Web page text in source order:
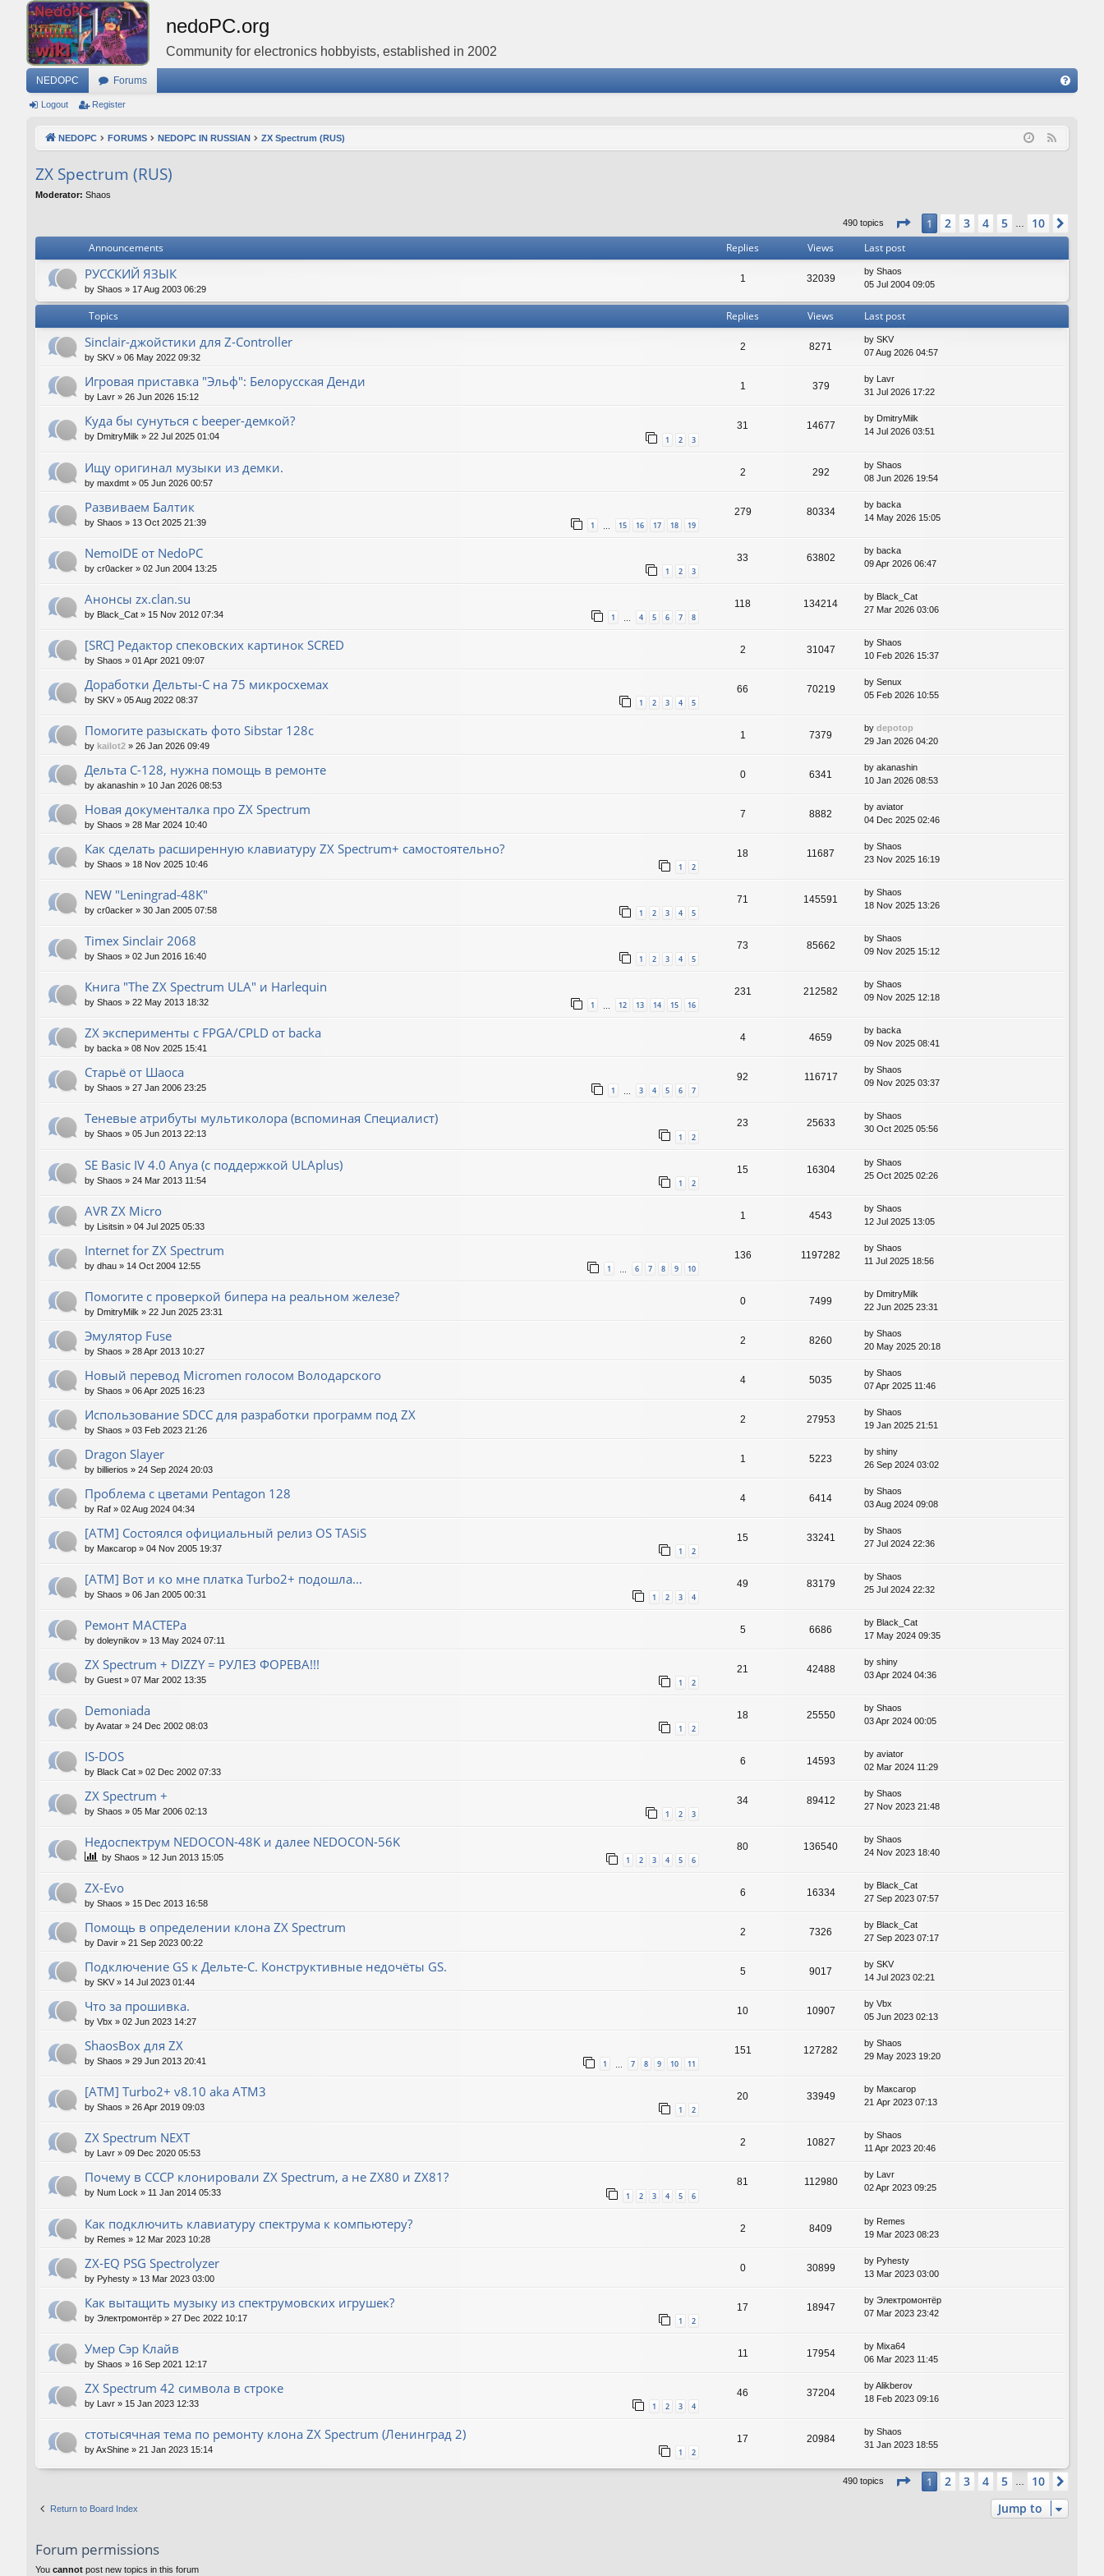
nedoPC.org
Community for electronics hobbyists, established in 2002
NEDOPC Forums
Q
Logout Register
NEDOPC FORUMS NEDOPC IN RUSSIAN ZX Spectrum (RUS)
ZX Spectrum (RUS)
Moderator: Shaos
490 topics Page 1of10
1 2 3 4 5 … 10
Announcements Replies Views Last post
РУССКИЙ ЯЗЫК
by Shaos » 17 Aug 2003 06:29
1 32039
by Shaos
05 Jul 2004 09:05
Topics Replies Views Last post
Sinclair-джойстики для Z-Controller
by SKV » 06 May 2022 09:32
2 8271
by SKV
07 Aug 2026 04:57
Игровая приставка "Эльф": Белорусская Денди
by Lavr » 26 Jun 2026 15:12
1 379
by Lavr
31 Jul 2026 17:22
Куда бы сунуться с beeper-демкой?
by DmitryMilk » 22 Jul 2025 01:04 1 2 3
31 14677
by DmitryMilk
14 Jul 2026 03:51
Ищу оригинал музыки из демки.
by maxdmt » 05 Jun 2026 00:57
2 292
by Shaos
08 Jun 2026 19:54
Развиваем Балтик
by Shaos » 13 Oct 2025 21:39 1 15 16 17 18 19
279 80334
by backa
14 May 2026 15:05
NemoIDE от NedoPC
by cr0acker » 02 Jun 2004 13:25 1 2 3
33 63802
by backa
09 Apr 2026 06:47
Анонсы zx.clan.su
by Black_Cat » 15 Nov 2012 07:34 1 4 5 6 7 8
118 134214
by Black_Cat
27 Mar 2026 03:06
[SRC] Редактор спековских картинок SCRED
by Shaos » 01 Apr 2021 09:07
2 31047
by Shaos
10 Feb 2026 15:37
Доработки Дельты-С на 75 микросхемах
by SKV » 05 Aug 2022 08:37 1 2 3 4 5
66 70219
by Senux
05 Feb 2026 10:55
Помогите разыскать фото Sibstar 128с
by kailot2 » 26 Jan 2026 09:49
1 7379
by depotop
29 Jan 2026 04:20
Дельта С-128, нужна помощь в ремонте
by akanashin » 10 Jan 2026 08:53
0 6341
by akanashin
10 Jan 2026 08:53
Новая документалка про ZX Spectrum
by Shaos » 28 Mar 2024 10:40
7 8882
by aviator
04 Dec 2025 02:46
Как сделать расширенную клавиатуру ZX Spectrum+ самостоятельно?
by Shaos » 18 Nov 2025 10:46 1 2
18 11687
by Shaos
23 Nov 2025 16:19
NEW "Leningrad-48K"
by cr0acker » 30 Jan 2005 07:58 1 2 3 4 5
71 145591
by Shaos
18 Nov 2025 13:26
Timex Sinclair 2068
by Shaos » 02 Jun 2016 16:40 1 2 3 4 5
73 85662
by Shaos
09 Nov 2025 15:12
Книга "The ZX Spectrum ULA" и Harlequin
by Shaos » 22 May 2013 18:32 1 … 12 13 14 15 16
231 212582
by Shaos
09 Nov 2025 12:18
ZX эксперименты с FPGA/CPLD от backa
by backa » 08 Nov 2025 15:41
4 4659
by backa
09 Nov 2025 08:41
Старьё от Шаоса
by Shaos » 27 Jan 2006 23:25 1 … 3 4 5 6 7
92 116717
by Shaos
09 Nov 2025 03:37
Теневые атрибуты мультиколора (вспоминая Специалист)
by Shaos » 05 Jun 2013 22:13 1 2
23 25633
by Shaos
30 Oct 2025 05:56
SE Basic IV 4.0 Anya (с поддержкой ULAplus)
by Shaos » 24 Mar 2013 11:54 1 2
15 16304
by Shaos
25 Oct 2025 02:26
AVR ZX Micro
by Lisitsin » 04 Jul 2025 05:33
1 4543
by Shaos
12 Jul 2025 13:05
Internet for ZX Spectrum
by dhau » 14 Oct 2004 12:55 1 6 7 8 9 10
136 1197282
by Shaos
11 Jul 2025 18:56
Помогите с проверкой бипера на реальном железе?
by DmitryMilk » 22 Jun 2025 23:31
0 7499
by DmitryMilk
22 Jun 2025 23:31
Эмулятор Fuse
by Shaos » 28 Apr 2013 10:27
2 8260
by Shaos
20 May 2025 20:18
Новый перевод Micromen голосом Володарского
by Shaos » 06 Apr 2025 16:23
4 5035
by Shaos
07 Apr 2025 11:46
Использование SDCC для разработки программ под ZX
by Shaos » 03 Feb 2023 21:26
2 27953
by Shaos
19 Jan 2025 21:51
Dragon Slayer
by billierios » 24 Sep 2024 20:03
1 5223
by shiny
26 Sep 2024 03:02
Проблема с цветами Pentagon 128
by Raf » 02 Aug 2024 04:34
4 6414
by Shaos
03 Aug 2024 09:08
[ATM] Состоялся официальный релиз OS TASiS
by Максагор » 04 Nov 2005 19:37 1 2
15 33241
by Shaos
27 Jul 2024 22:36
[ATM] Вот и ко мне платка Turbo2+ подошла...
by Shaos » 06 Jan 2005 00:31 1 2 3 4
49 83179
by Shaos
25 Jul 2024 22:32
Ремонт МАСТЕРа
by doleynikov » 13 May 2024 07:11
5 6686
by Black_Cat
17 May 2024 09:35
ZX Spectrum + DIZZY = РУЛЕЗ ФОРЕВА!!!
by Guest » 07 Mar 2002 13:35 1 2
21 42488
by shiny
03 Apr 2024 04:36
Demoniada
byAvatar » 24 Dec 2002 08:03 1 2
18 25550
by Shaos
03 Apr 2024 00:05
IS-DOS
by Black Cat » 02 Dec 2002 07:33
6 14593
by aviator
02 Mar 2024 11:29
ZX Spectrum +
by Shaos » 05 Mar 2006 02:13 1 2 3
34 89412
by Shaos
27 Nov 2023 21:48
Недоспектрум NEDOCON-48K и далее NEDOCON-56K
by Shaos » 12 Jun 2013 15:05 1 2 3 4 5 6
80 136540
by Shaos
24 Nov 2023 18:40
ZX-Evo
by Shaos » 15 Dec 2013 16:58
6 16334
by Black_Cat
27 Sep 2023 07:57
Помощь в определении клона ZX Spectrum
by Davir » 21 Sep 2023 00:22
2 7326
by Black_Cat
27 Sep 2023 07:17
Подключение GS к Дельте-С. Конструктивные недочёты GS.
by SKV » 14 Jul 2023 01:44
5 9017
by SKV
14 Jul 2023 02:21
Что за прошивка.
by Vbx » 02 Jun 2023 14:27
10 10907
by Vbx
05 Jun 2023 02:13
ShaosBox для ZX
by Shaos » 29 Jun 2013 20:41 1 … 7 8 9 10 11
151 127282
by Shaos
29 May 2023 19:20
[ATM] Turbo2+ v8.10 aka ATM3
by Shaos » 26 Apr 2019 09:03 1 2
20 33949
by Максагор
21 Apr 2023 07:13
ZX Spectrum NEXT
by Lavr » 09 Dec 2020 05:53
2 10827
by Shaos
11 Apr 2023 20:46
Почему в СССР клонировали ZX Spectrum, а не ZX80 и ZX81?
by Num Lock » 11 Jan 2014 05:33 1 2 3 4 5 6
81 112980
by Lavr
02 Apr 2023 09:25
Как подключить клавиатуру спектрума к компьютеру?
by Remes » 12 Mar 2023 10:28
2 8409
by Remes
19 Mar 2023 08:23
ZX-EQ PSG Spectrolyzer
by Pyhesty » 13 Mar 2023 03:00
0 30899
by Pyhesty
13 Mar 2023 03:00
Как вытащить музыку из спектрумовских игрушек?
by Электромонтёр » 27 Dec 2022 10:17 1 2
17 18947
by Электромонтёр
07 Mar 2023 23:42
Умер Сэр Клайв
by Shaos » 16 Sep 2021 12:17
11 17954
by Mixa64
06 Mar 2023 11:45
ZX Spectrum 42 символа в строке
by Lavr » 15 Jan 2023 12:33 1 2 3 4
46 37204
byAlikberov
18 Feb 2023 09:16
стотысячная тема по ремонту клона ZX Spectrum (Ленинград 2)
byAxShine » 21 Jan 2023 15:14 1 2
17 20984
by Shaos
31 Jan 2023 18:55
490 topics Page 1of10
1 2 3 4 5 10
Return to Board Index Jump to
Forum permissions
You cannot post new topics in this forum